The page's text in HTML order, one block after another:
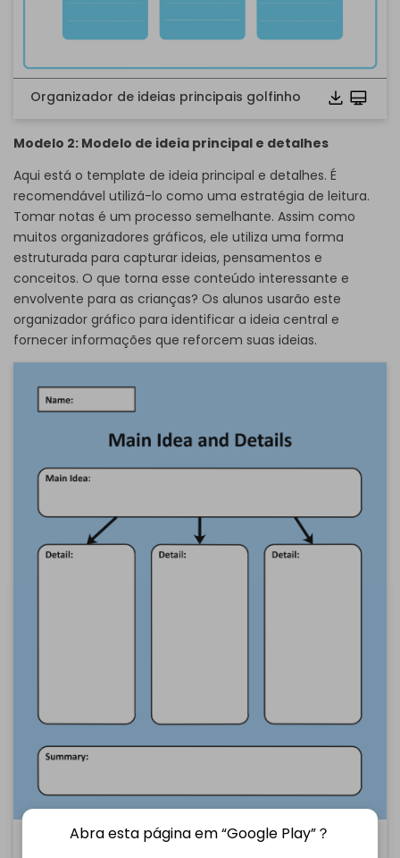
Organizador de ideias principais golfinho
Modelo 2: Modelo de ideia principal e detalhes
Aqui está o template de ideia principal e detalhes. É
recomendável utilizá-lo como uma estratégia de leitura.
Tomar notas é um processo semelhante. Assim como
muitos organizadores gráficos, ele utiliza uma forma
estruturada para capturar ideias, pensamentos e
conceitos. O que torna esse conteúdo interessante e
envolvente para as crianças? Os alunos usarão este
organizador gráfico para identificar a ideia central e
fornecer informações que reforcem suas ideias.
Modelo e detalhes da ideia principal
Abra esta página em “Google Play”？